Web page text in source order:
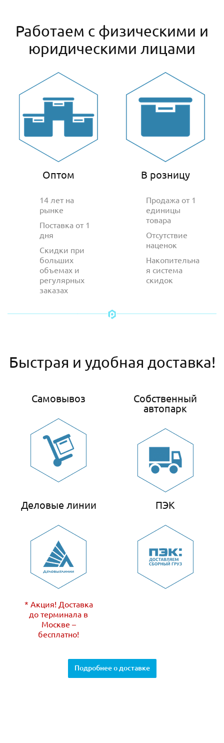
Работаем с физическими и
юридическими лицами
Оптом
14 лет на
рынке
Поставка от 1
дня
Скидки при
больших
объемах и
регулярных
заказах
В розницу
Продажа от 1
единицы
товара
Отсутствие
наценок
Накопительна
я система
скидок
Быстрая и удобная доставка!
Самовывоз
Собственный
автопарк
Деловые линии
* Акция! Доставка
до терминала в
Москве –
бесплатно!
ПЭК
Подробнее о доставке